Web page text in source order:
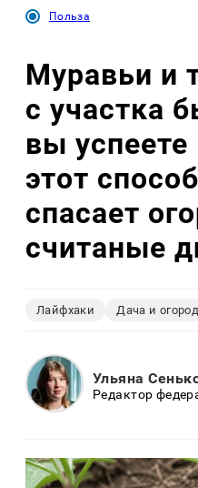
Польза
Муравьи и
с участка
вы успеете
этот
спасает
считаные
Лайфхаки Дача и огород
Ульяна
Редактор